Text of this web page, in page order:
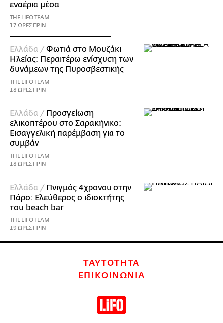
εναέρια μέσα
THE LIFO TEAM
17 ΩΡΕΣ ΠΡΙΝ
Ελλάδα /Φωτιά στο Μουζάκι
Ηλείας: Περαιτέρω ενίσχυση των
δυνάμεων της Πυροσβεστικής
THE LIFO TEAM
18 ΩΡΕΣ ΠΡΙΝ
Ελλάδα / Προσγείωση
ελικοπτέρου στο Σαρακήνικο:
Εισαγγελική παρέμβαση για το
συμβάν
THE LIFO TEAM
18 ΩΡΕΣ ΠΡΙΝ
Ελλάδα / Πνιγμός 4χρονου στην
Πάρο: Ελεύθερος ο ιδιοκτήτης
του beach bar
THE LIFO TEAM
19 ΩΡΕΣ ΠΡΙΝ
ΤΑΥΤΟΤΗΤΑ
ΕΠΙΚΟΙΝΩΝΙΑ